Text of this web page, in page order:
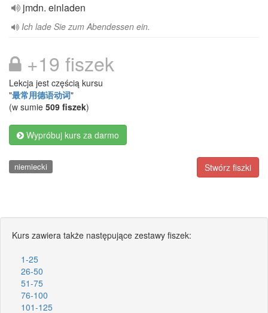
jmdn. einladen
Ich lade Sie zum Abendessen ein.
+19 fiszek
Lekcja jest częścią kursu
"最常用德语动词"
(w sumie 509 fiszek)
Wypróbuj kurs za darmo
Stwórz fiszki
niemiecki
Kurs zawiera także następujące zestawy fiszek:
1-25
26-50
51-75
76-100
101-125